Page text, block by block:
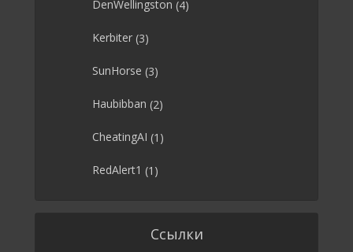
DenWellingston (4)
Kerbiter (3)
SunHorse (3)
Haubibban (2)
CheatingAI (1)
RedAlert1 (1)
Ссылки